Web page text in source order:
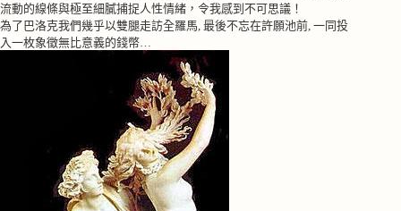
流動的線條與極至細膩捕捉人性情緒，令我感到不可思議！
為了巴洛克我們幾乎以雙腿走訪全羅馬, 最後不忘在許願池前, 一同投
入一枚象徵無比意義的錢幣…